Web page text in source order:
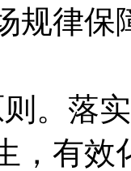
规律保
。落
，有效